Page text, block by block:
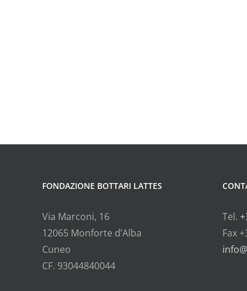
FONDAZIONE BOTTARI LATTES
Via Marconi, 16
12065 Monforte d’Alba
Cuneo
CF. 93044840044
Tel.
Fax